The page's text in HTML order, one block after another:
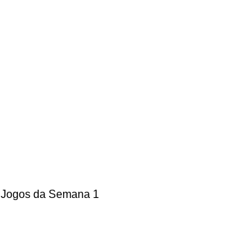
| Jogos da Semana 1